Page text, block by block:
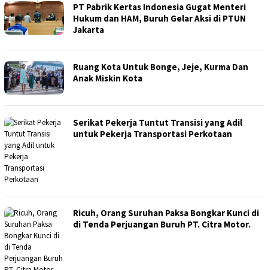
PT Pabrik Kertas Indonesia Gugat Menteri
Hukum dan HAM, Buruh Gelar Aksi di PTUN
Jakarta
Ruang Kota Untuk Bonge, Jeje, Kurma Dan
Anak Miskin Kota
Serikat Pekerja Tuntut Transisi yang Adil
untuk Pekerja Transportasi Perkotaan
Ricuh, Orang Suruhan Paksa Bongkar Kunci di
di Tenda Perjuangan Buruh PT. Citra Motor.